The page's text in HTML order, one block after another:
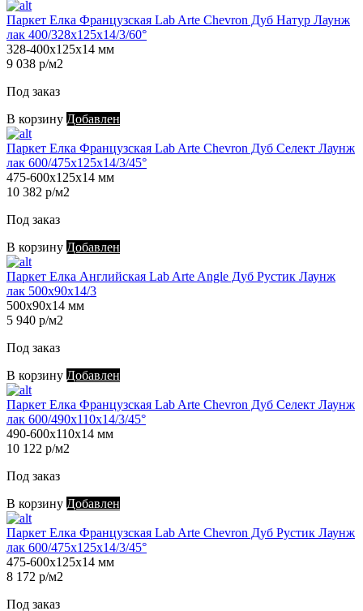
Паркет Елка Французская Lab Arte Chevron Дуб Натур Лаунж
лак 400/328х125х14/3/60°
328-400х125х14 мм
9 038 р/м2
Под заказ
В корзину Добавлен
Паркет Елка Французская Lab Arte Chevron Дуб Селект Лаунж
лак 600/475х125х14/3/45°
475-600х125х14 мм
10 382 р/м2
Под заказ
В корзину Добавлен
Паркет Елка Английская Lab Arte Angle Дуб Рустик Лаунж
лак 500х90х14/3
500х90х14 мм
5 940 р/м2
Под заказ
В корзину Добавлен
Паркет Елка Французская Lab Arte Chevron Дуб Селект Лаунж
лак 600/490х110х14/3/45°
490-600х110х14 мм
10 122 р/м2
Под заказ
В корзину Добавлен
Паркет Елка Французская Lab Arte Chevron Дуб Рустик Лаунж
лак 600/475х125х14/3/45°
475-600х125х14 мм
8 172 р/м2
Под заказ